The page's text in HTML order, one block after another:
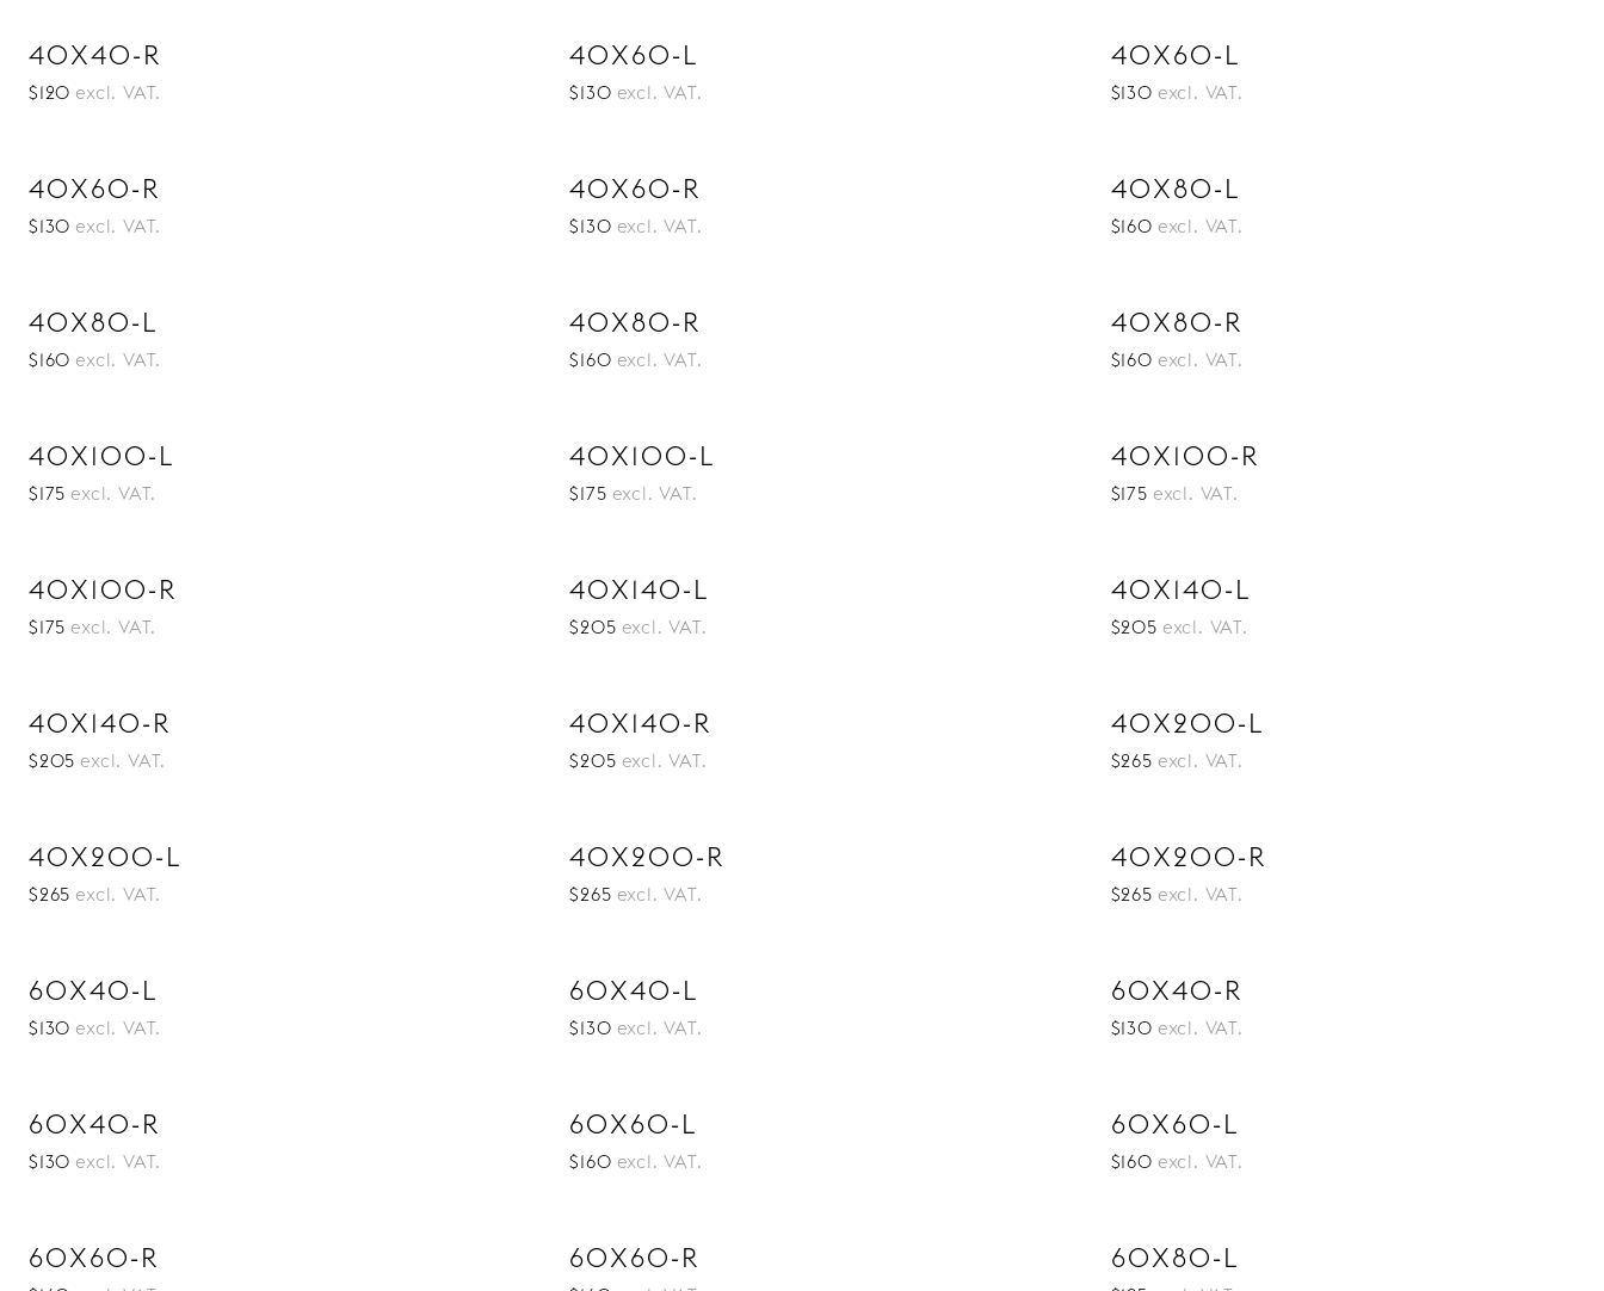
40X40-R
$120 excl. VAT.
40X60-L
$130 excl. VAT.
40X60-L
$130 excl. VAT.
40X60-R
$130 excl. VAT.
40X60-R
$130 excl. VAT.
40X80-L
$160 excl. VAT.
40X80-L
$160 excl. VAT.
40X80-R
$160 excl. VAT.
40X80-R
$160 excl. VAT.
40X100-L
$175 excl. VAT.
40X100-L
$175 excl. VAT.
40X100-R
$175 excl. VAT.
40X100-R
$175 excl. VAT.
40X140-L
$205 excl. VAT.
40X140-L
$205 excl. VAT.
40X140-R
$205 excl. VAT.
40X140-R
$205 excl. VAT.
40X200-L
$265 excl. VAT.
40X200-L
$265 excl. VAT.
40X200-R
$265 excl. VAT.
40X200-R
$265 excl. VAT.
60X40-L
$130 excl. VAT.
60X40-L
$130 excl. VAT.
60X40-R
$130 excl. VAT.
60X40-R
$130 excl. VAT.
60X60-L
$160 excl. VAT.
60X60-L
$160 excl. VAT.
60X60-R 60X60-R 60X80-L